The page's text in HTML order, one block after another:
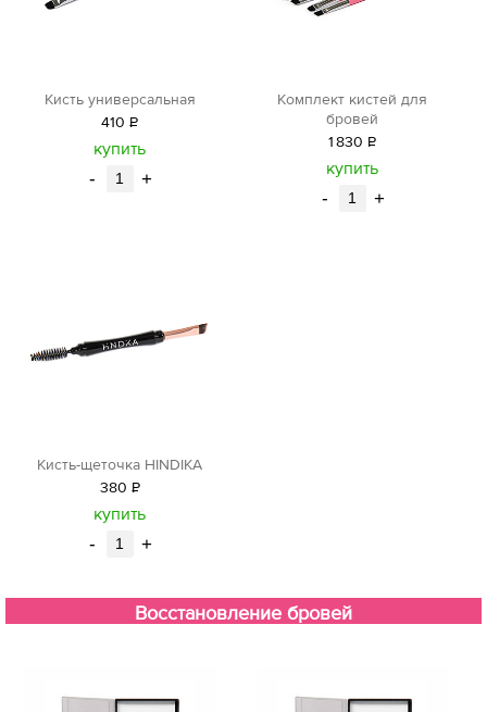
Кисть универсальная
410 Р
уб.
купить
- +
Комплект кистей для
бровей
1830 Р
уб.
купить
- +
Кисть-щеточка HINDIKA
380 Р
уб.
купить
- +
Восстановление бровей